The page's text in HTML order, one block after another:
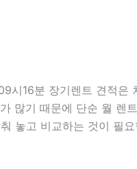
16분 장기렌트 견적은
많기 때문에 단순 월
놓고 비교하는 것이 필